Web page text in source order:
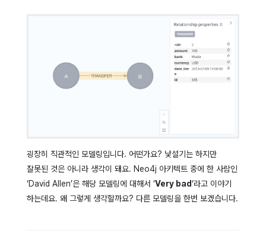
굉장히 직관적인 모델링입니다. 어떤가요? 낯설기는 하지만
잘못된 것은 아니라 생각이 돼요. Neo4j 아키텍트 중에 한 사람인
‘David Allen’은 해당 모델링에 대해서 ‘Very bad‘라고 이야기
하는데요. 왜 그렇게 생각할까요? 다른 모델링을 한번 보겠습니다.